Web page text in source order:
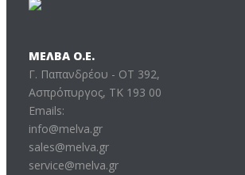
ΜΕΛΒΑ Ο.Ε.
Γ. Παπανδρέου - ΟΤ 392,
Ασπρόπυργος, ΤΚ 193 00
Emails:
info@melva.gr
sales@melva.gr
service@melva.gr